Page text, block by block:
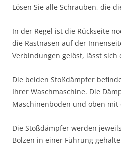
Lösen Sie alle Schrauben, die
In der Regel ist die Rückseite
die Rastnasen auf der
Verbindungen gelöst, lässt sich
Die beiden Stoßdämpfer
Ihrer Waschmaschine. Die
Maschinenboden und oben
Die Stoßdämpfer werden
Bolzen in einer Führung